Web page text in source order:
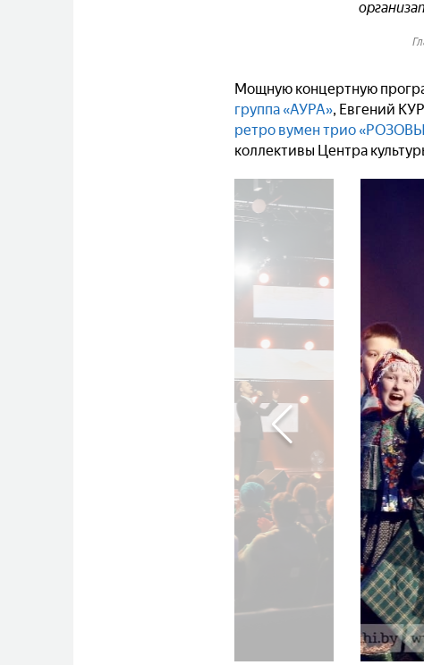
Мощную концертную
группа «АУРА», Евгений
ретро вумен трио
коллективы Центра